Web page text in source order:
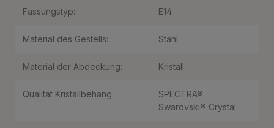
Fassungstyp: E14
Material des Gestells: Stahl
Material der Abdeckung: Kristall
Qualität Kristallbehang:
SPECTRA®
Swarovski® Crystal